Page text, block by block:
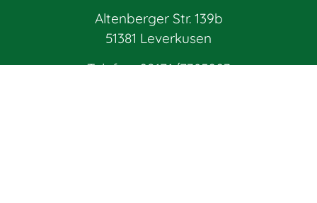
Altenberger Str. 139b
51381 Leverkusen
Telefon:02171/7385003